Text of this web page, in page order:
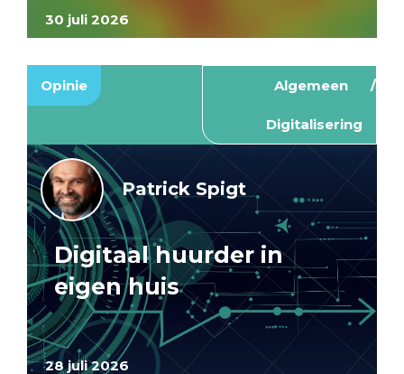
30 juli 2026
Opinie Algemeen
Digitalisering
28 juli 2026
Patrick Spigt
Digitaal huurder in
eigen huis